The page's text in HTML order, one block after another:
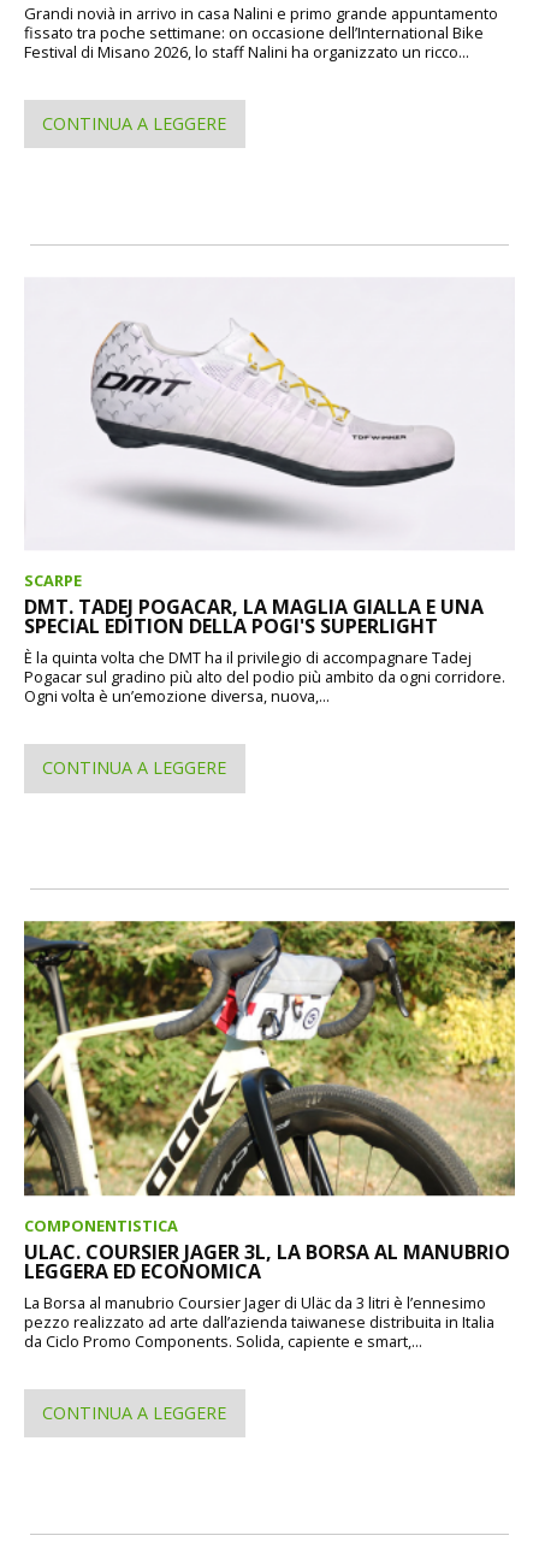
Grandi novià in arrivo in casa Nalini e primo grande appuntamento
fissato tra poche settimane: on occasione dell’International Bike
Festival di Misano 2026, lo staff Nalini ha organizzato un ricco...
CONTINUA A LEGGERE
SCARPE
DMT. TADEJ POGACAR, LA MAGLIA GIALLA E UNA
SPECIAL EDITION DELLA POGI'S SUPERLIGHT
È la quinta volta che DMT ha il privilegio di accompagnare Tadej
Pogacar sul gradino più alto del podio più ambito da ogni corridore.
Ogni volta è un’emozione diversa, nuova,...
CONTINUA A LEGGERE
COMPONENTISTICA
ULAC. COURSIER JAGER 3L, LA BORSA AL MANUBRIO
LEGGERA ED ECONOMICA
La Borsa al manubrio Coursier Jager di Uläc da 3 litri è l’ennesimo
pezzo realizzato ad arte dall’azienda taiwanese distribuita in Italia
da Ciclo Promo Components. Solida, capiente e smart,...
CONTINUA A LEGGERE